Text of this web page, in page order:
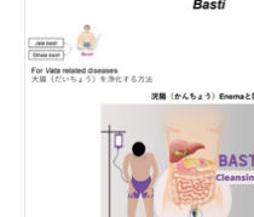
ナレッジバンク